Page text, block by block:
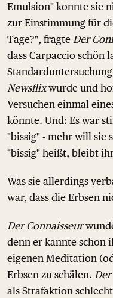
Emulsion" konnte sie
zur Einstimmung für
Tage?", fragte Der
dass Carpaccio schön
Newsflixwurde und
Versuchen einmal
könnte. Und: Es war
"bissig" - mehr will sie
"bissig" heißt, bleibt
Was sie allerdings
war, dass die Erbsen
Der Connaisseur
denn er kannte schon
eigenen Meditation
Erbsen zu schälen. Der
als Strafaktion